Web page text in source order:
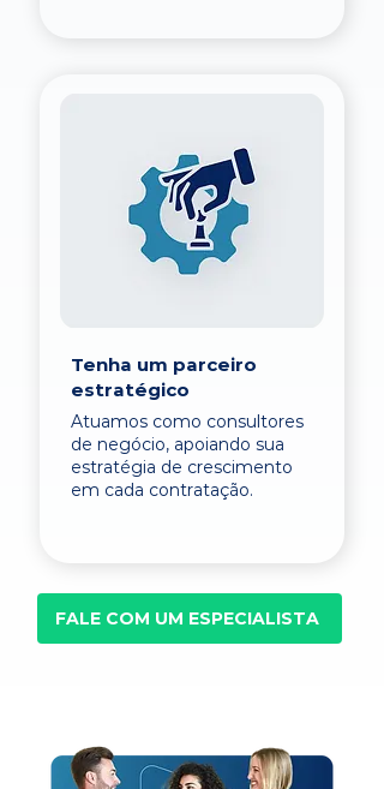
Tenha um parceiro
estratégico
Atuamos como consultores
de negócio, apoiando sua
estratégia de crescimento
em cada contratação.
FALE COM UM ESPECIALISTA